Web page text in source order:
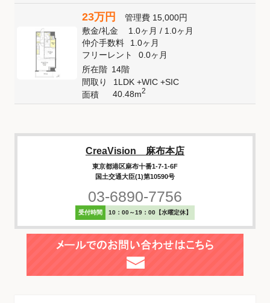
23万円 管理費 15,000円
敷金/礼金 1.0ヶ月/ 1.0ヶ月
仲介手数料
1.0ヶ月
フリーレント
0.0ヶ月
所在階 14階
間取り
1LDK +WIC +SIC
面積
40.48m2
CreaVision 麻布本店
東京都港区麻布十番1-7-1-6F
国土交通大臣(1)第10590号
03-6890-7756
受付時間 10：00～19：00【水曜定休】